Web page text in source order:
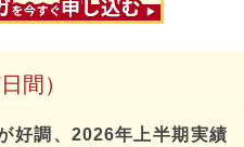
間）
好調、2026年上半期実績